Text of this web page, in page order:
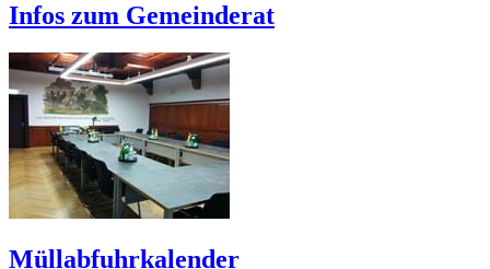
Infos zum Gemeinderat
Müllabfuhrkalender